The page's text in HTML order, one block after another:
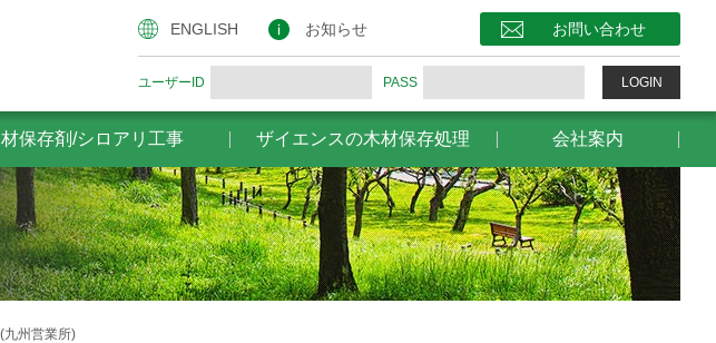
ENGLISH お知らせ お問い合わせ
ユーザーID PASS LOGIN
保存剤/シロアリ工事 ザイエンスの木材保存処理 会社案内
九州営業所)
ザイエンスの木材保存処理 会社案内 お問い合わせ